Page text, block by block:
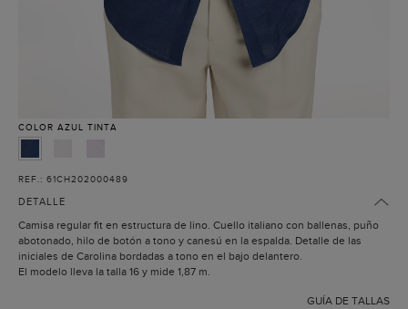
COLOR AZUL TINTA
REF.: 61CH202000489
DETALLE
Camisa regular fit en estructura de lino. Cuello italiano con ballenas, puño
abotonado, hilo de botón a tono y canesú en la espalda. Detalle de las
iniciales de Carolina bordadas a tono en el bajo delantero.
El modelo lleva la talla 16 y mide 1,87 m.
GUÍA DE TALLAS